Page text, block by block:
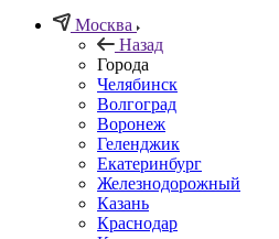
Москва
Назад
Города
Челябинск
Волгоград
Воронеж
Геленджик
Екатеринбург
Железнодорожный
Казань
Краснодар